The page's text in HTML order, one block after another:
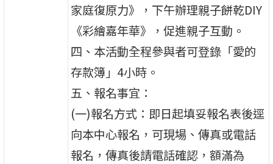
家庭復原力》，下午辦理親子餅乾DIY
《彩繪嘉年華》，促進親子互動。
四、本活動全程參與者可登錄「愛的
存款簿」4小時。
五、報名事宜：
(一)報名方式：即日起填妥報名表後逕
向本中心報名，可現場、傳真或電話
報名，傳真後請電話確認，額滿為